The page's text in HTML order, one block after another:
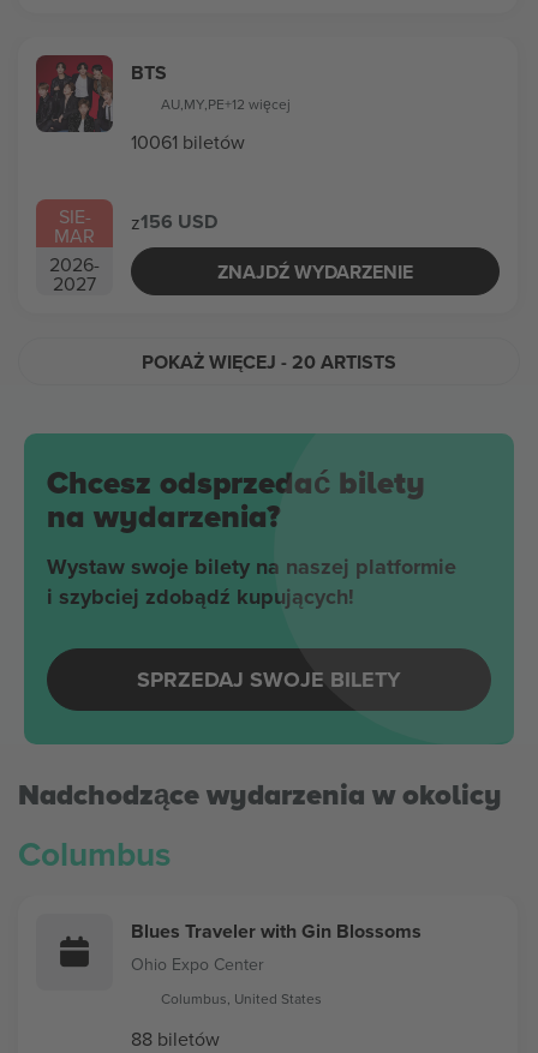
SIE-
MAR
2026-
2027
BTS
AU,MY,PE+12 więcej
10061 biletów
z156 USD
ZNAJDŹ WYDARZENIE
POKAŻ WIĘCEJ - 20 ARTISTS
Chcesz odsprzedać bilety
na wydarzenia?
Wystaw swoje bilety na naszej platformie
i szybciej zdobądź kupujących!
SPRZEDAJ SWOJE BILETY
Nadchodzące wydarzenia w okolicy
Columbus
Blues Traveler with Gin Blossoms
Ohio Expo Center
Columbus, United States
88 biletów